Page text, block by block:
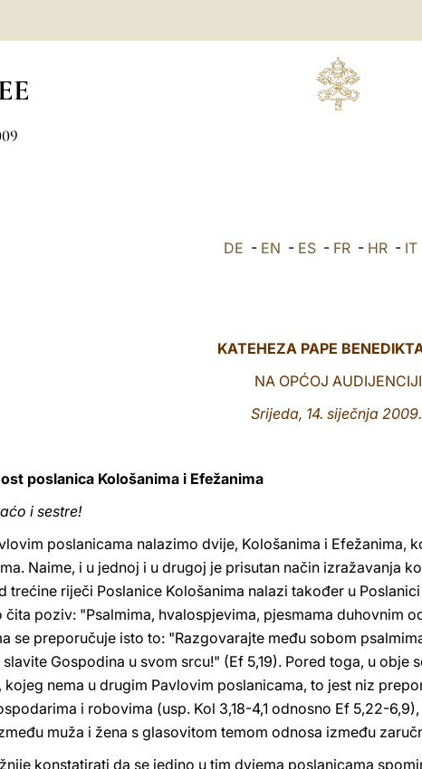
DE - EN - ES- FR- HR- IT
KATEHEZA PAPE
NA OPĆOJ AUDIJENCIJI
Srijeda, 14. siječnja 2009.
poslanica Kološanima i Efežanima
i sestre!
poslanicama nalazimo dvije, Kološanima i Efežanima,
Naime, i u jednoj i u drugoj je prisutan način izražavanja
trećine riječi Poslanice Kološanima nalazi također u
poziv: "Psalmima, hvalospjevima, pjesmama duhovnim
se preporučuje isto to: "Razgovarajte među sobom
slavite Gospodina u svom srcu!" (Ef 5,19). Pored toga, u
kojeg nema u drugim Pavlovim poslanicama, to jest niz
i robovima (usp. Kol 3,18-4,1 odnosno Ef 5,22-
muža i žena s glasovitom temom odnosa između
konstatirati da se jedino u tim dvjema poslanicama